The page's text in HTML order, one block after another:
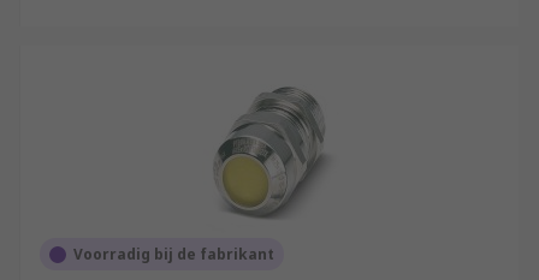
Voorradig bij de fabrikant